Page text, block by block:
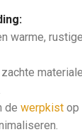
warme,
de werpkist op